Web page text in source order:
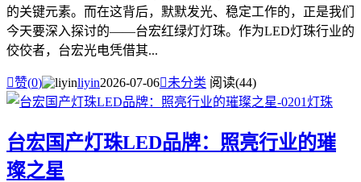
的关键元素。而在这背后，默默发光、稳定工作的，正是我们
今天要深入探讨的——台宏红绿灯灯珠。作为LED灯珠行业的
佼佼者，台宏光电凭借其...
赞(0) liyin2026-07-06未分类 阅读(44)
台宏国产灯珠LED品牌：照亮行业的璀
璨之星